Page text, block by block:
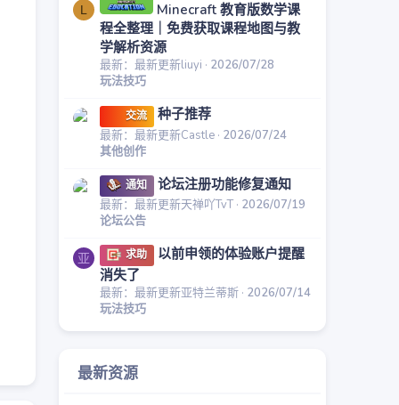
L
Minecraft 教育版数学课
程全整理｜免费获取课程地图与教
学解析资源
最新：最新更新liuyi
2026/07/28
玩法技巧
交流 种子推荐
最新：最新更新Castle 2026/07/24
其他创作
通知 论坛注册功能修复通知
最新：最新更新天禅吖TvT 2026/07/19
论坛公告
亚 求助
以前申领的体验账户提醒
消失了
最新：最新更新亚特兰蒂斯 2026/07/14
玩法技巧
最新资源